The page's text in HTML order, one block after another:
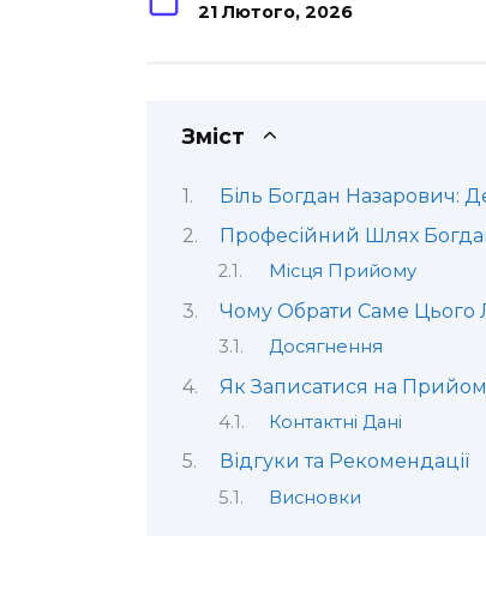
21 Лютого, 2026
Зміст
Біль Богдан Назарович:
Професійний Шлях
Місця Прийому
Чому Обрати Саме Цього
Досягнення
Як Записатися на
Контактні Дані
Відгуки та Рекомендації
Висновки